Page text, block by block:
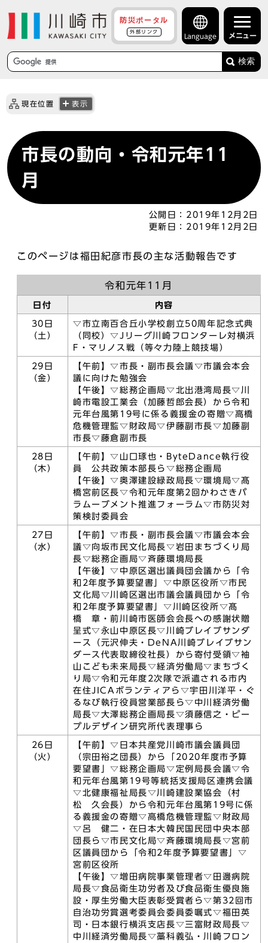
防災ポータル
外部リンク
Language メニュー
検索
現在位置 表示
市長の動向・令和元年11
月
公開日： 2019年12月2日
更新日： 2019年12月2日
このページは福田紀彦市長の主な活動報告です
令和元年11月
日付 内容
30日
（土）
▽市立南百合丘小学校創立50周年記念式典
（同校）▽Jリーグ川崎フロンターレ対横浜
F・マリノス戦（等々力陸上競技場）
29日
（金）
【午前】▽市長・副市長会議▽市議会本会
議に向けた勉強会
【午後】▽総務企画局▽北出港湾局長▽川
崎市電設工業会（加藤哲郎会長）から令和
元年台風第19号に係る義援金の寄贈▽高橋
危機管理監▽財政局▽伊藤副市長▽加藤副
市長▽藤倉副市長
28日
（木）
【午前】▽山口琢也・ByteDance執行役
員 公共政策本部長ら▽総務企画局
【午後】▽奥澤建設緑政局長▽環境局▽髙
橋宮前区長▽令和元年度第2回かわさきパ
ラムーブメント推進フォーラム▽市防災対
策検討委員会
27日
（水）
【午前】▽市長・副市長会議▽市議会本会
議▽向坂市民文化局長▽岩田まちづくり局
長▽総務企画局▽斉藤環境局長
【午後】▽中原区選出議員団会議から「令
和2年度予算要望書」▽中原区役所▽市民
文化局▽川崎区選出市議会議員団から「令
和2年度予算要望書」▽川崎区役所▽髙
橋 章・前川崎市医師会会長への感謝状贈
呈式▽永山中原区長▽川崎ブレイブサンダ
ース（元沢伸夫・DeNA川崎ブレイブサン
ダース代表取締役社長）から寄付受領▽袖
山こども未来局長▽経済労働局▽まちづく
り局▽令和元年度2次隊で派遣される市内
在住JICAボランティアら▽宇田川洋平・ぐ
るなび執行役員営業部長ら▽中川経済労働
局長▽大澤総務企画局長▽須藤信之・ピー
プルデザイン研究所代表理事ら
26日
（火）
【午前】▽日本共産党川崎市議会議員団
（宗田裕之団長）から「2020年度市予算
要望書」▽総務企画局▽定例局長会議▽令
和元年台風第19号等統括支援局区連携会議
▽北健康福祉局長▽川崎建設業協会（村
松 久会長）から令和元年台風第19号に係
る義援金の寄贈▽高橋危機管理監▽財政局
▽呂 健二・在日本大韓民国民団中央本部
団長ら▽市民文化局▽斉藤環境局長▽宮前
区議員団から「令和2年度予算要望書」▽
宮前区役所
【午後】▽増田病院事業管理者▽田邊病院
局長▽食品衛生功労者及び食品衛生優良施
設・厚生労働大臣表彰受賞者ら▽第32回市
自治功労賞選考委員会委員委嘱式▽福田英
司・日本銀行横浜支店長▽三富財政局長▽
中川経済労働局長▽藁科義弘・川崎フロン